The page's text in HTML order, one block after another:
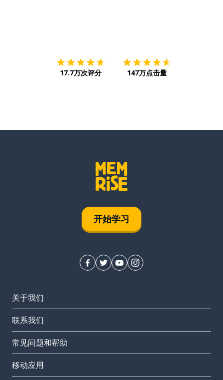
17.7万次评分 147万点击量
开始学习
关于我们
联系我们
常见问题和帮助
移动应用